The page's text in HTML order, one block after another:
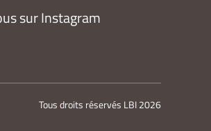
sur Instagram
Tous droits réservés LBI 2026